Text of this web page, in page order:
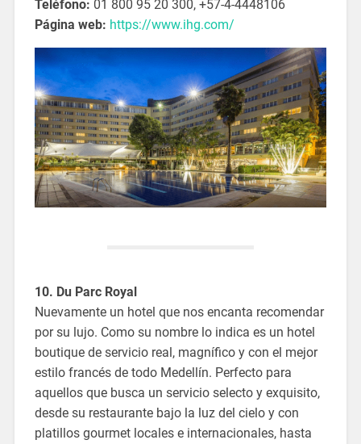
Teléfono: 01 800 95 20 300, +57-4-4448106
Página web: https://www.ihg.com/
10. Du Parc Royal
Nuevamente un hotel que nos encanta recomendar
por su lujo. Como su nombre lo indica es un hotel
boutique de servicio real, magnífico y con el mejor
estilo francés de todo Medellín. Perfecto para
aquellos que busca un servicio selecto y exquisito,
desde su restaurante bajo la luz del cielo y con
platillos gourmet locales e internacionales, hasta